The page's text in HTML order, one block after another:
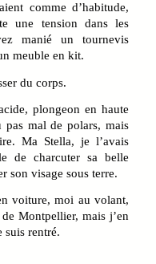
comme d’habitude,
une tension dans les
manié un tournevis
meuble en kit.
du corps.
plongeon en haute
pas mal de polars, mais
Ma Stella, je l’avais
de charcuter sa belle
son visage sous terre.
voiture, moi au volant,
Montpellier, mais j’en
suis rentré.